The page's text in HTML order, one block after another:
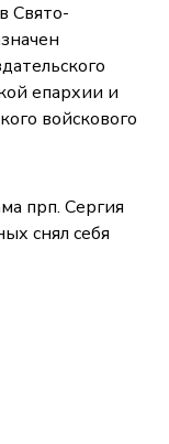
Свято-
епархии и
войскового
прп. Сергия
снял себя